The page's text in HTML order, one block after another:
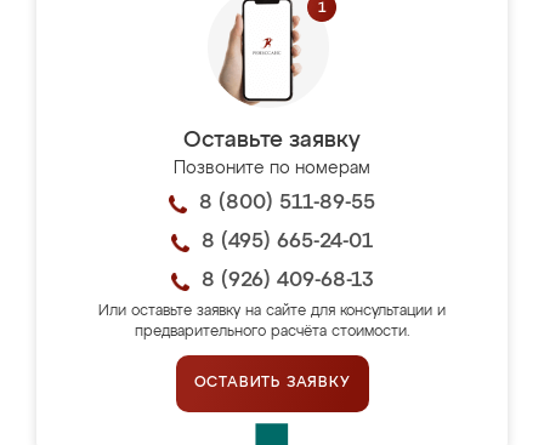
Оставьте заявку
Позвоните по номерам
8 (800) 511-89-55
8 (495) 665-24-01
8 (926) 409-68-13
Или оставьте заявку на сайте для консультации и
предварительного расчёта стоимости.
ОСТАВИТЬ ЗАЯВКУ